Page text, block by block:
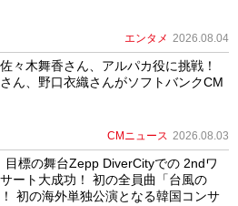
エンタメ 2026.08.04
々木舞香さん、アルパカ役に挑戦！
ん、野口衣織さんがソフトバンクCM
CMニュース 2026.08.03
目標の舞台Zepp DiverCityでの 2ndワ
ート大成功！ 初の全員曲「台風の
初の海外単独公演となる韓国コンサ